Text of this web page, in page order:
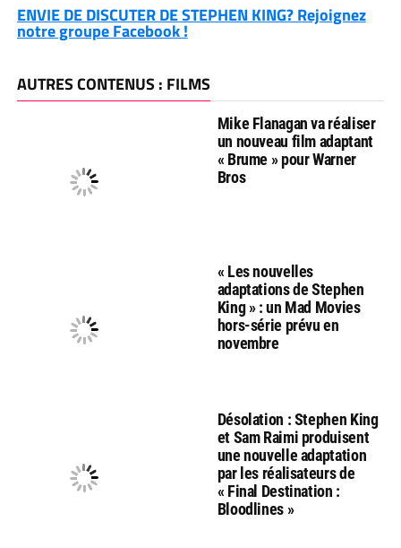
ENVIE DE DISCUTER DE STEPHEN KING? Rejoignez
notre groupe Facebook !
AUTRES CONTENUS : FILMS
Mike Flanagan va réaliser
un nouveau film adaptant
« Brume » pour Warner
Bros
« Les nouvelles
adaptations de Stephen
King » : un Mad Movies
hors-série prévu en
novembre
Désolation : Stephen King
et Sam Raimi produisent
une nouvelle adaptation
par les réalisateurs de
« Final Destination :
Bloodlines »